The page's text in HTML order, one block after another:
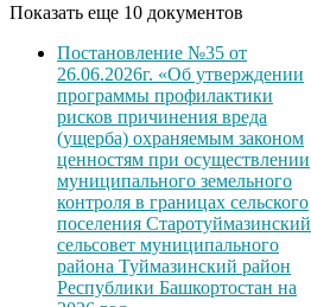
Показать еще 10 документов
Постановление №35 от
26.06.2026г. «Об утверждении
программы профилактики
рисков причинения вреда
(ущерба) охраняемым законом
ценностям при осуществлении
муниципального земельного
контроля в границах сельского
поселения Старотуймазинский
сельсовет муниципального
района Туймазинский район
Республики Башкортостан на